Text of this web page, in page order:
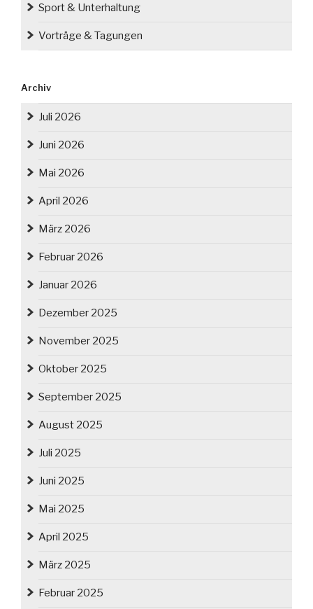
Sport & Unterhaltung
Vorträge & Tagungen
Archiv
Juli 2026
Juni 2026
Mai 2026
April 2026
März 2026
Februar 2026
Januar 2026
Dezember 2025
November 2025
Oktober 2025
September 2025
August 2025
Juli 2025
Juni 2025
Mai 2025
April 2025
März 2025
Februar 2025